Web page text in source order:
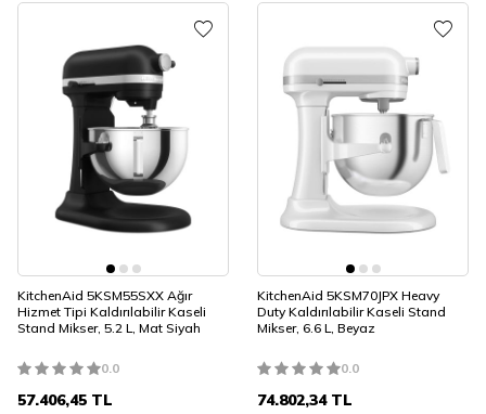
KitchenAid 5KSM55SXX Ağır
Hizmet Tipi Kaldırılabilir Kaseli
Stand Mikser, 5.2 L, Mat Siyah
0.0
57.406,45 TL
KitchenAid 5KSM70JPX Heavy
Duty Kaldırılabilir Kaseli Stand
Mikser, 6.6 L, Beyaz
0.0
74.802,34TL